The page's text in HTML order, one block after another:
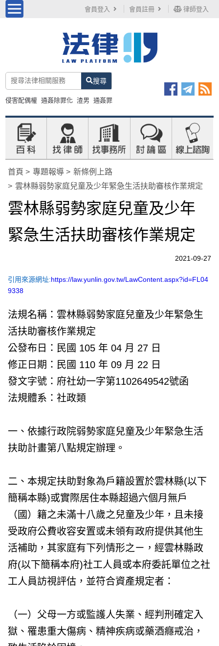
會員登入 會員註冊 律師登入
搜尋
侵害配偶權 通姦除罪化 渣男 通姦罪
首頁 專題報導
新條例上路
雲林縣弱勢家庭兒童及少年緊急生活扶助審核作業規定
雲林縣弱勢家庭兒童及少年
緊急生活扶助審核作業規定
2021-09-27
引用來源網址:https://law.yunlin.gov.tw/LawContent.aspx?id=FL04
9338
法規名稱：雲林縣弱勢家庭兒童及少年緊急生
活扶助審核作業規定
公發布日：民國 105 年 04 月 27 日
修正日期：民國 110 年 09 月 22 日
發文字號：府社幼一字第1102649542號函
法規體系：社政類
一、依據行政院弱勢家庭兒童及少年緊急生活
扶助計畫第八點規定辦理。
二、本規定扶助對象為戶籍設置於雲林縣(以下
簡稱本縣)或實際居住本縣超過六個月無戶
（國）籍之未滿十八歲之兒童及少年，且未接
受政府公費收容安置或未領有政府提供其他生
活補助，其家庭有下列情形之ㄧ，經雲林縣政
府(以下簡稱本府)社工人員或本府委託單位之社
工人員訪視評估，並符合資產規定者：
（一）父母一方或監護人失業、經判刑確定入
獄、罹患重大傷病、精神疾病或藥酒癮戒治，